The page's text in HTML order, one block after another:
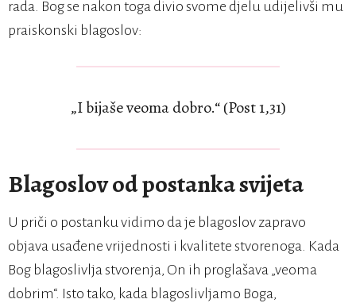
rada. Bog se nakon toga divio svome djelu udijelivši mu
praiskonski blagoslov:
„I bijaše veoma dobro.“ (Post 1,31)
Blagoslov od postanka svijeta
U priči o postanku vidimo da je blagoslov zapravo
objava usađene vrijednosti i kvalitete stvorenoga. Kada
Bog blagoslivlja stvorenja, On ih proglašava „veoma
dobrim“. Isto tako, kada blagoslivljamo Boga,